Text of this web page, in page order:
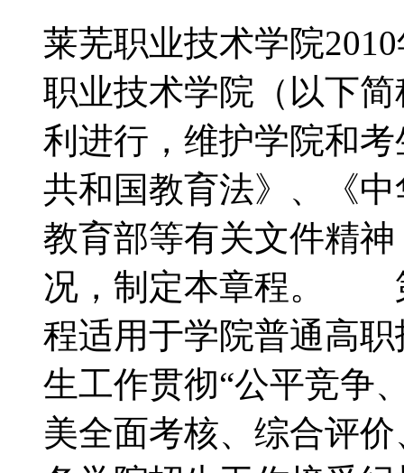
莱芜职业技术学院
职业技术学院（以下
利进行，维护学院和
共和国教育法》、《
教育部等有关文件精
况，制定本章程。
程适用于学院普通高
生工作贯彻“公平竞争
美全面考核、综合评